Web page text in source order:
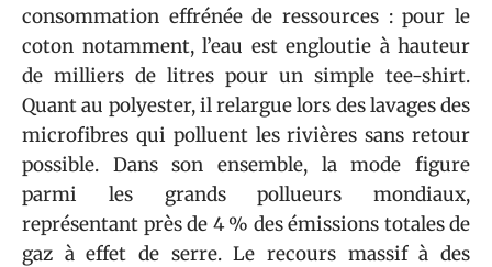
consommation effrénée de ressources : pour le
coton notamment, l’eau est engloutie à hauteur
de milliers de litres pour un simple tee-shirt.
Quant au polyester, il relargue lors des lavages des
microfibres qui polluent les rivières sans retour
possible. Dans son ensemble, la mode figure
parmi les grands pollueurs mondiaux,
représentant près de 4 % des émissions totales de
gaz à effet de serre. Le recours massif à des